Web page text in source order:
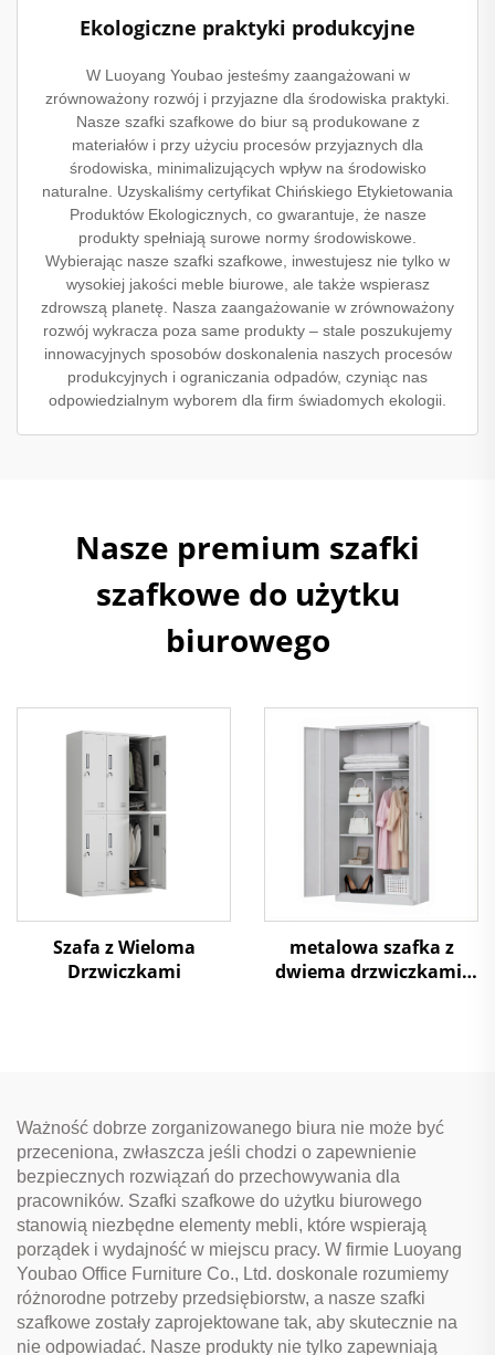
Ekologiczne praktyki produkcyjne
W Luoyang Youbao jesteśmy zaangażowani w
zrównoważony rozwój i przyjazne dla środowiska praktyki.
Nasze szafki szafkowe do biur są produkowane z
materiałów i przy użyciu procesów przyjaznych dla
środowiska, minimalizujących wpływ na środowisko
naturalne. Uzyskaliśmy certyfikat Chińskiego Etykietowania
Produktów Ekologicznych, co gwarantuje, że nasze
produkty spełniają surowe normy środowiskowe.
Wybierając nasze szafki szafkowe, inwestujesz nie tylko w
wysokiej jakości meble biurowe, ale także wspierasz
zdrowszą planetę. Nasza zaangażowanie w zrównoważony
rozwój wykracza poza same produkty – stale poszukujemy
innowacyjnych sposobów doskonalenia naszych procesów
produkcyjnych i ograniczania odpadów, czyniąc nas
odpowiedzialnym wyborem dla firm świadomych ekologii.
Nasze premium szafki
szafkowe do użytku
biurowego
Szafa z Wieloma
Drzwiczkami
metalowa szafka z
dwiema drzwiczkami,
Ważność dobrze zorganizowanego biura nie może być
przeceniona, zwłaszcza jeśli chodzi o zapewnienie
bezpiecznych rozwiązań do przechowywania dla
pracowników. Szafki szafkowe do użytku biurowego
stanowią niezbędne elementy mebli, które wspierają
porządek i wydajność w miejscu pracy. W firmie Luoyang
Youbao Office Furniture Co., Ltd. doskonale rozumiemy
różnorodne potrzeby przedsiębiorstw, a nasze szafki
szafkowe zostały zaprojektowane tak, aby skutecznie na
nie odpowiadać. Nasze produkty nie tylko zapewniają